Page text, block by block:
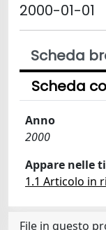
2000-01-01
Scheda
Scheda
Anno
2000
Appare nelle
1.1 Articolo in
File in questo